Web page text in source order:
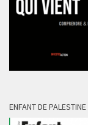
ENFANT DE